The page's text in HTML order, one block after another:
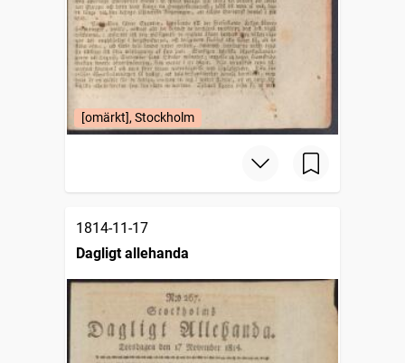
[omärkt], Stockholm
1814-11-17
Dagligt allehanda